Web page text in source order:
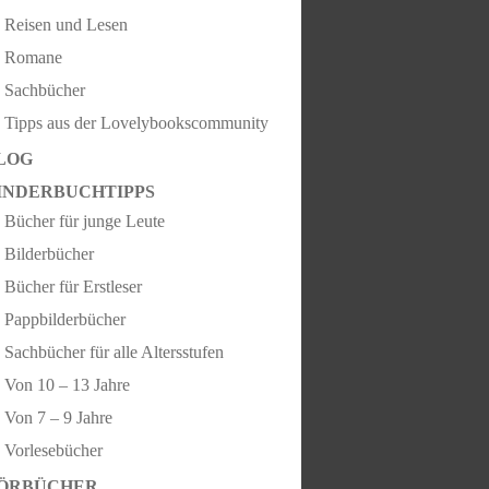
Reisen und Lesen
Romane
Sachbücher
Tipps aus der Lovelybookscommunity
Bücher für junge Leute
Bilderbücher
Bücher für Erstleser
Pappbilderbücher
Sachbücher für alle Altersstufen
Von 10 – 13 Jahre
Von 7 – 9 Jahre
Vorlesebücher